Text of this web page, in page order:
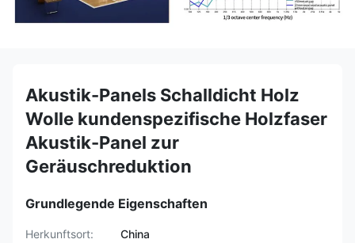
Akustik-Panels Schalldicht Holz
Wolle kundenspezifische Holzfaser
Akustik-Panel zur
Geräuschreduktion
Grundlegende Eigenschaften
Herkunftsort:
China